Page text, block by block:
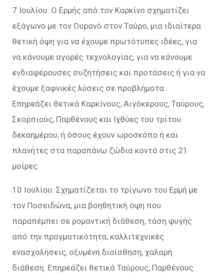
7 Ιουλίου: Ο Ερμής από τον Καρκίνο σχηματίζει
εξάγωνο με τον Ουρανό στον Ταύρο, μια ιδιαίτερα
θετική όψη για να έχουμε πρωτότυπες ιδέες, για
να κάνουμε αγορές τεχνολογίας, για να κάνουμε
ενδιαφέρουσες συζητήσεις και προτάσεις ή για να
έχουμε ξαφνικές λύσεις σε προβλήματα.
Επηρεάζει θετικά Καρκίνους, Αιγόκερους, Ταύρους,
Σκορπιούς, Παρθένους και Ιχθύες του τρίτου
δεκαημέρου, ή όσους έχουν ωροσκόπο ή και
πλανήτες στα παραπάνω ζώδια κοντά στις 21
μοίρες.
10 Ιουλίου: Σχηματίζεται το τρίγωνο του Ερμή με
τον Ποσειδώνα, μια βοηθητική όψη που
παραπέμπει σε ρομαντική διάθεση, τάση φυγής
από την πραγματικότητα, καλλιτεχνικές
ενασχολήσεις, οξυμένη διαίσθηση, χαλαρή
διάθεση. Επηρεάζει θετικά Ταύρους, Παρθένους